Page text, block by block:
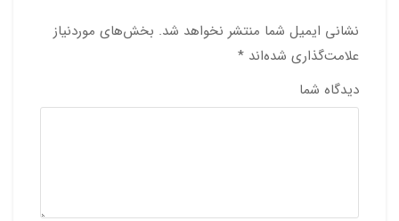
نشانی ایمیل شما منتشر نخواهد شد. بخش‌های موردنیاز
علامت‌گذاری شده‌اند *
دیدگاه شما